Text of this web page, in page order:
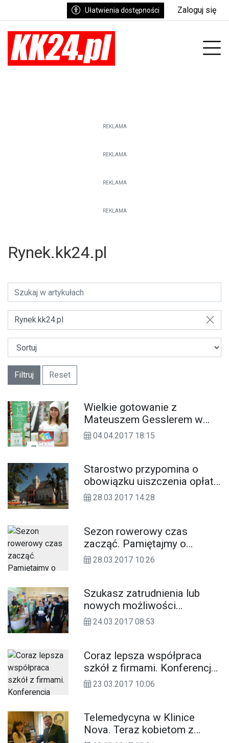
Ułatwienia dostępności Zaloguj się
REKLAMA
REKLAMA
REKLAMA
REKLAMA
Rynek.kk24.pl
Rynek.kk24.pl
Filtruj Reset
Wielkie gotowanie z
Mateuszem Gesslerem w
Galerii Odrzańskie Ogrody już
04.04.2017 18:15
Starostwo przypomina o
obowiązku uiszczenia opłaty
za użytkowanie wieczyste
28.03.2017 14:28
Sezon rowerowy czas
zacząć. Pamiętajmy o
bezpieczeństwie. Radzi
28.03.2017 10:26
Szukasz zatrudnienia lub
nowych możliwości
zawodowych? Już niebawem
24.03.2017 08:53
Coraz lepsza współpraca
szkół z firmami. Konferencja
Pracodawców w
23.03.2017 10:06
Telemedycyna w Klinice
Nova. Teraz kobietom z